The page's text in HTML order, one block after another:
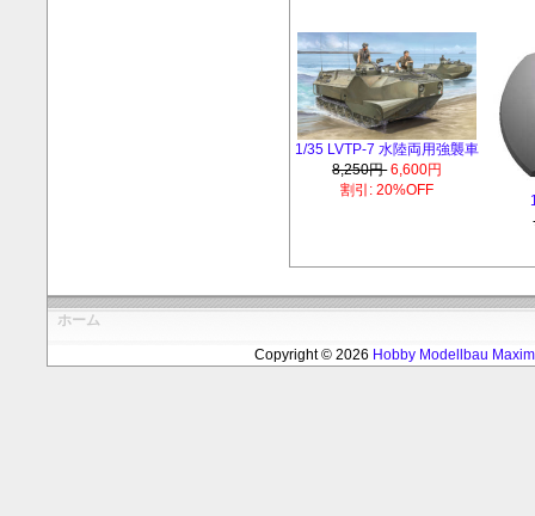
1/35 LVTP-7 水陸両用強襲車
8,250円 6,600円
割引: 20%OFF
ホーム
Copyright © 2026 Hobby Modellbau